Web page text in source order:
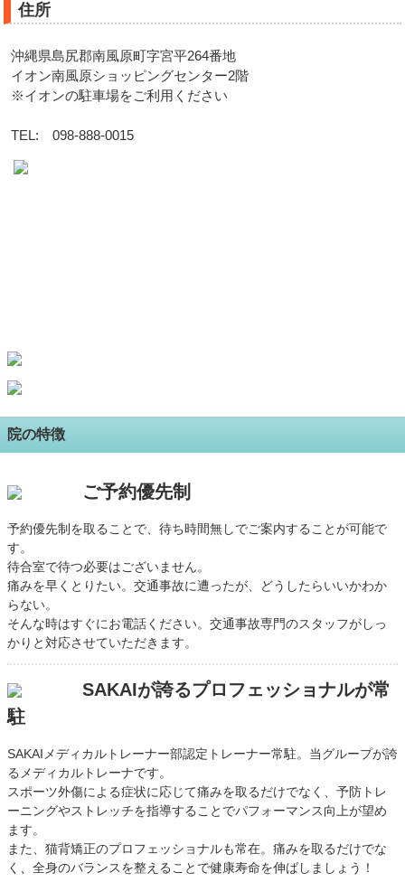
住所
沖縄県島尻郡南風原町字宮平264番地
イオン南風原ショッピングセンター2階
※イオンの駐車場をご利用ください
TEL: 098-888-0015
院の特徴
ご予約優先制
予約優先制を取ることで、待ち時間無しでご案内することが可能で
す。
待合室で待つ必要はございません。
痛みを早くとりたい。交通事故に遭ったが、どうしたらいいかわか
らない。
そんな時はすぐにお電話ください。交通事故専門のスタッフがしっ
かりと対応させていただきます。
SAKAIが誇るプロフェッショナルが常
駐
SAKAIメディカルトレーナー部認定トレーナー常駐。当グループが誇
るメディカルトレーナです。
スポーツ外傷による症状に応じて痛みを取るだけでなく、予防トレ
ーニングやストレッチを指導することでパフォーマンス向上が望め
ます。
また、猫背矯正のプロフェッショナルも常在。痛みを取るだけでな
く、全身のバランスを整えることで健康寿命を伸ばしましょう！